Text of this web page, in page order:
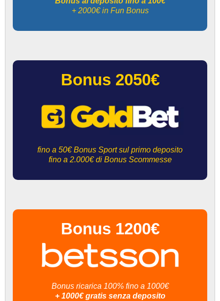
+ 2000€ in Fun Bonus
Bonus 2050€
fino a 50€ Bonus Sport sul primo deposito
fino a 2.000€ di Bonus Scommesse
Bonus 1200€
Bonus ricarica 100% fino a 1000€
+ 1000€ gratis senza deposito